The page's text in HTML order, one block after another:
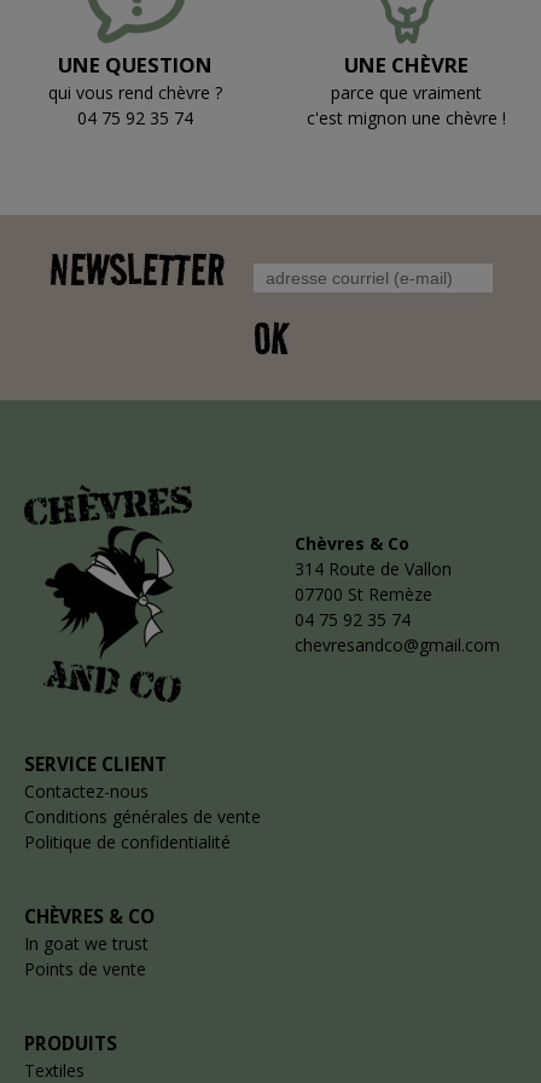
UNE QUESTION
qui vous rend chèvre ?
04 75 92 35 74
UNE CHÈVRE
parce que vraiment
c'est mignon une chèvre !
NEWSLETTER
OK
Chèvres & Co
314 Route de Vallon
07700 St Remèze
04 75 92 35 74
chevresandco@gmail.com
SERVICE CLIENT
Contactez-nous
Conditions générales de vente
Politique de confidentialité
CHÈVRES & CO
In goat we trust
Points de vente
PRODUITS
Textiles